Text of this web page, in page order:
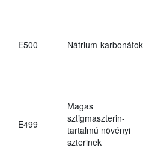
E500 Nátrium-karbonátok
E499
Magas
sztigmaszterin-
tartalmú növényi
szterinek